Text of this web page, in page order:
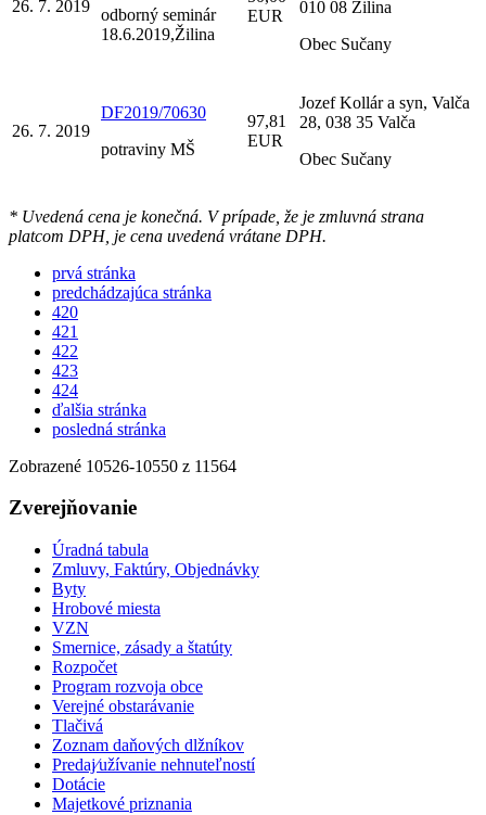
26. 7. 2019 odborný seminár
18.6.2019,Žilina
EUR
010 08 Žilina
Obec Sučany
26. 7. 2019
DF2019/70630
potraviny MŠ
97,81
EUR
Jozef Kollár a syn, Valča
28, 038 35 Valča
Obec Sučany
* Uvedená cena je konečná. V prípade, že je zmluvná strana
platcom DPH, je cena uvedená vrátane DPH.
prvá stránka
predchádzajúca stránka
420
421
422
423
424
ďalšia stránka
posledná stránka
Zobrazené 10526-10550 z 11564
Zverejňovanie
Úradná tabula
Zmluvy, Faktúry, Objednávky
Byty
Hrobové miesta
VZN
Smernice, zásady a štatúty
Rozpočet
Program rozvoja obce
Verejné obstarávanie
Tlačivá
Zoznam daňových dlžníkov
Predaj⁄užívanie nehnuteľností
Dotácie
Majetkové priznania